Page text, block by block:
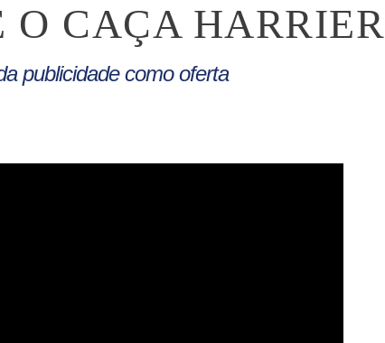
O CAÇA HARRIER
publicidade como oferta